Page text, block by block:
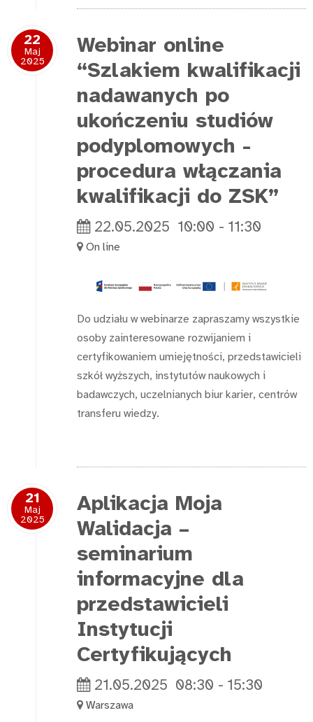
22
Maj
2025
Webinar online
“Szlakiem kwalifikacji
nadawanych po
ukończeniu studiów
podyplomowych -
procedura włączania
kwalifikacji do ZSK”
22.05.2025 10:00 - 11:30
On line
Do udziału w webinarze zapraszamy wszystkie
osoby zainteresowane rozwijaniem i
certyfikowaniem umiejętności, przedstawicieli
szkół wyższych, instytutów naukowych i
badawczych, uczelnianych biur karier, centrów
transferu wiedzy.
21
Maj
2025
Aplikacja Moja
Walidacja –
seminarium
informacyjne dla
przedstawicieli
Instytucji
Certyfikujących
21.05.2025 08:30 - 15:30
Warszawa